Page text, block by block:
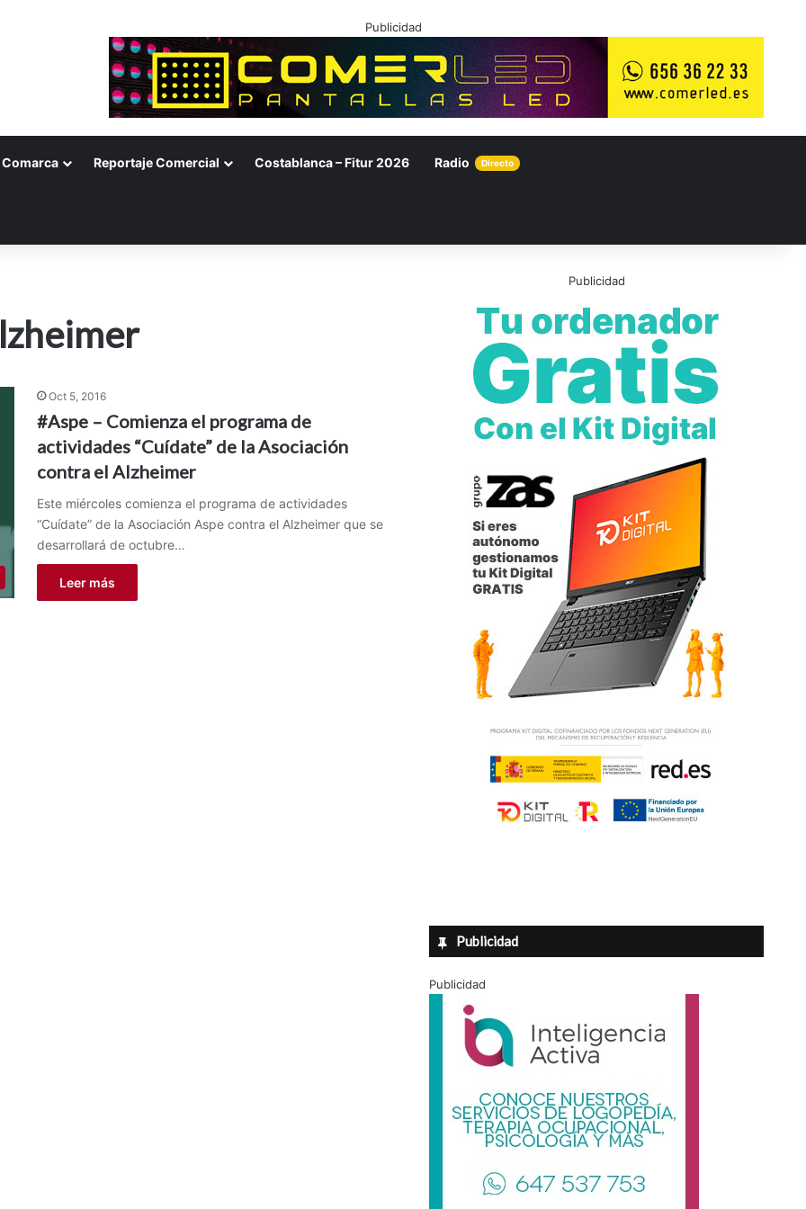
Publicidad
Comarca Reportaje Comercial Costablanca – Fitur 2026 Radio Directo
Oct 5, 2016
#Aspe – Comienza el programa de
actividades “Cuídate” de la Asociación
contra el Alzheimer
Este miércoles comienza el programa de actividades
“Cuídate” de la Asociación Aspe contra el Alzheimer que se
desarrollará de octubre…
Leer más
Publicidad
Publicidad
Publicidad